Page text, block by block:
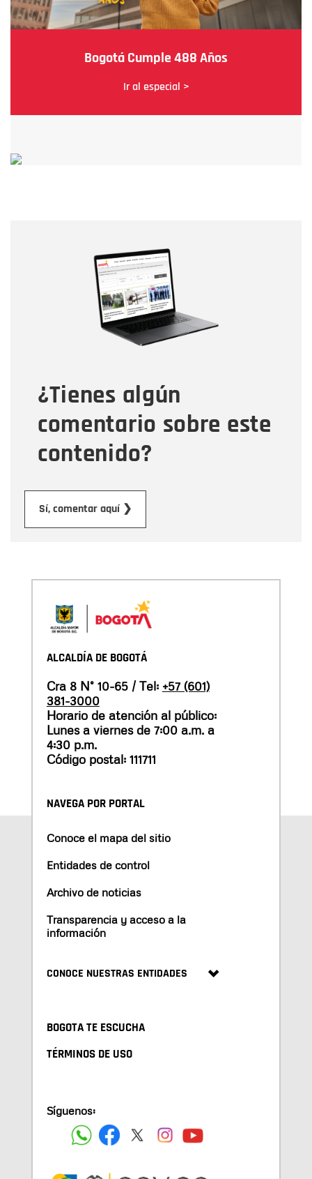
Bogotá Cumple 488 Años
Ir al especial >
¿Tienes algún
comentario sobre este
contenido?
Sí, comentar aquí ❯
Correo electrónico
Tipo de comentario
Mensaje
ALCALDÍA DE BOGOTÁ
Cra 8 N° 10-65 / Tel: +57 (601)
381-3000
Horario de atención al público:
Lunes a viernes de 7:00 a.m. a
4:30 p.m.
Código postal: 111711
NAVEGA POR PORTAL
Conoce el mapa del sitio
Entidades de control
Archivo de noticias
Transparencia y acceso a la
información
CONOCE NUESTRAS ENTIDADES
BOGOTA TE ESCUCHA
TÉRMINOS DE USO
Síguenos: